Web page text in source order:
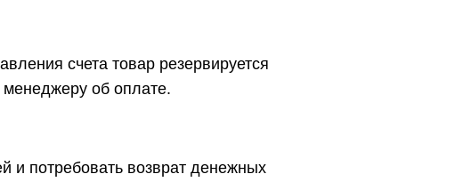
счета товар резервируется
менеджеру об оплате.
и потребовать возврат денежных